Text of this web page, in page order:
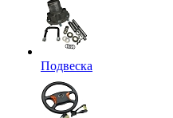
Подвеска